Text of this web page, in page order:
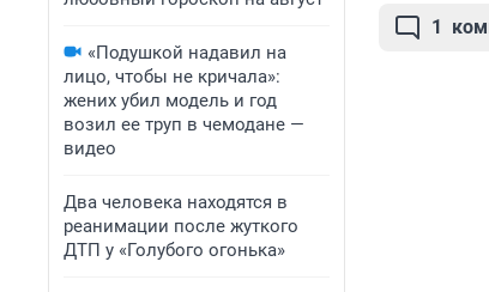
«Подушкой надавил на
лицо, чтобы не кричала»:
жених убил модель и год
возил ее труп в чемодане —
видео
Два человека находятся в
реанимации после жуткого
ДТП у «Голубого огонька»
1